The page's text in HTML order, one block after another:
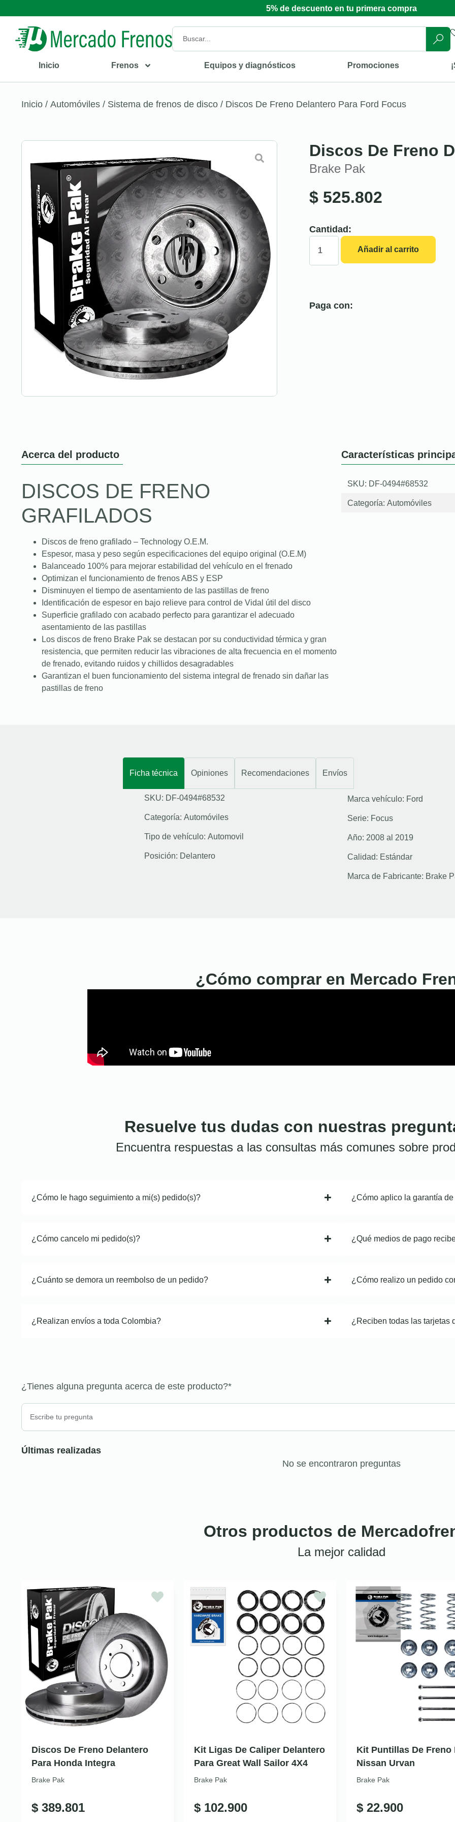
5% de descuento en tu primera compra
Inicio Frenos Equipos y diagnósticos Promociones
Inicio / Automóviles / Sistema de frenos de disco / Discos De Freno Delantero Para Ford Focus
Discos De Freno
Brake Pak
$ 525.802
Cantidad:
Añadir al carrito
Paga con:
Acerca del producto
DISCOS DE FRENO
GRAFILADOS
Discos de freno grafilado – Technology O.E.M.
Espesor, masa y peso según especificaciones del equipo original (O.E.M)
Balanceado 100% para mejorar estabilidad del vehículo en el frenado
Optimizan el funcionamiento de frenos ABS y ESP
Disminuyen el tiempo de asentamiento de las pastillas de freno
Identificación de espesor en bajo relieve para control de Vidal útil del disco
Superficie grafilado con acabado perfecto para garantizar el adecuado
asentamiento de las pastillas
Los discos de freno Brake Pak se destacan por su conductividad térmica y gran
resistencia, que permiten reducir las vibraciones de alta frecuencia en el momento
de frenado, evitando ruidos y chillidos desagradables
Garantizan el buen funcionamiento del sistema integral de frenado sin dañar las
pastillas de freno
Características
SKU: DF-0494#68532
Categoría: Automóviles
Ficha técnica Opiniones Recomendaciones Envíos
SKU: DF-0494#68532
Categoría: Automóviles
Tipo de vehículo: Automovil
Posición: Delantero
Marca vehículo: Ford
Serie: Focus
Año: 2008 al 2019
Calidad: Estándar
Marca de Fabricante: Brake
¿Cómo comprar en Mercado
Resuelve tus dudas con nuestras
Encuentra respuestas a las consultas más comunes sobre
¿Cómo le hago seguimiento a mi(s) pedido(s)?
¿Cómo cancelo mi pedido(s)?
¿Cuánto se demora un reembolso de un pedido?
¿Realizan envíos a toda Colombia?
¿Cómo aplico la garantía
¿Qué medios de pago
¿Cómo realizo un pedido
¿Reciben todas las tarjetas
¿Tienes alguna pregunta acerca de este producto?*
Últimas realizadas
No se encontraron preguntas
Otros productos de
La mejor calidad
Discos De Freno Delantero
Para Honda Integra
Brake Pak
$ 389.801
Kit Ligas De Caliper Delantero
Para Great Wall Sailor 4X4
Brake Pak
$ 102.900
Kit Puntillas De Freno
Nissan Urvan
Brake Pak
$ 22.900